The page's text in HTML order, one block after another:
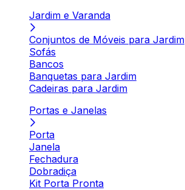
Jardim e Varanda
Conjuntos de Móveis para Jardim
Sofás
Bancos
Banquetas para Jardim
Cadeiras para Jardim
Portas e Janelas
Porta
Janela
Fechadura
Dobradiça
Kit Porta Pronta